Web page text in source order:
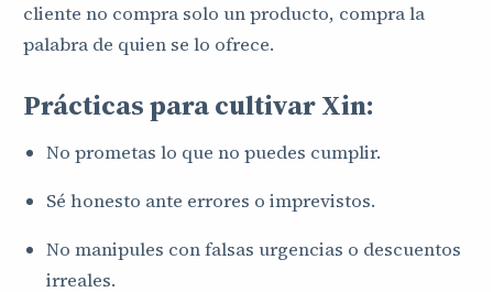
cliente no compra solo un producto, compra la
palabra de quien se lo ofrece.
Prácticas para cultivar Xin:
No prometas lo que no puedes cumplir.
Sé honesto ante errores o imprevistos.
No manipules con falsas urgencias o descuentos
irreales.